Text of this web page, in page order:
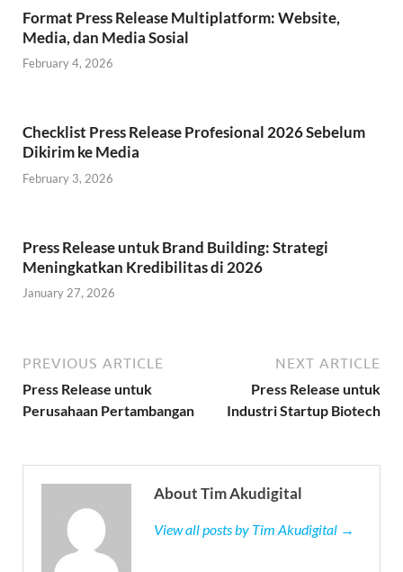
Format Press Release Multiplatform: Website,
Media, dan Media Sosial
February 4, 2026
Checklist Press Release Profesional 2026 Sebelum
Dikirim ke Media
February 3, 2026
Press Release untuk Brand Building: Strategi
Meningkatkan Kredibilitas di 2026
January 27, 2026
PREVIOUS ARTICLE
Press Release untuk
Perusahaan Pertambangan
NEXT ARTICLE
Press Release untuk
Industri Startup Biotech
About Tim Akudigital
View all posts by Tim Akudigital →